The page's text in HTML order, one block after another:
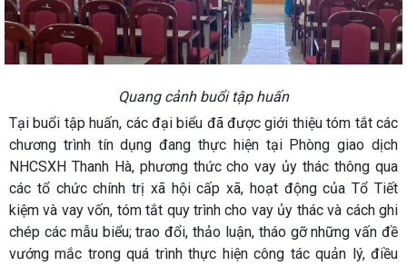
Quang cảnh buổi tập huấn
Tại buổi tập huấn, các đại biểu đã được giới thiệu tóm tắt các
chương trình tín dụng đang thực hiện tại Phòng giao dịch
NHCSXH Thanh Hà, phương thức cho vay ủy thác thông qua
các tổ chức chính trị xã hội cấp xã, hoạt động của Tổ Tiết
kiệm và vay vốn, tóm tắt quy trình cho vay ủy thác và cách ghi
chép các mẫu biểu; trao đổi, thảo luận, tháo gỡ những vấn đề
vướng mắc trong quá trình thực hiện công tác quản lý, điều